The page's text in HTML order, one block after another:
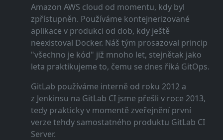
Amazon AWS cloud od momentu, kdy byl
zpřístupněn. Používáme kontejnerizované
aplikace v produkci od dob, kdy ještě
neexistoval Docker. Náš tým prosazoval princip
"všechno je kód" již mnoho let, stejnětak jako
leta praktikujeme to, čemu se dnes říká GitOps.
GitLab používáme interně od roku 2012 a
z Jenkinsu na GitLab CI jsme přešli v roce 2013,
tedy prakticky v momentě zveřejnění první
verze tehdy samostatného produktu GitLab CI
Server.